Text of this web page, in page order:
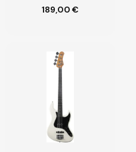
189,00 €
Customize